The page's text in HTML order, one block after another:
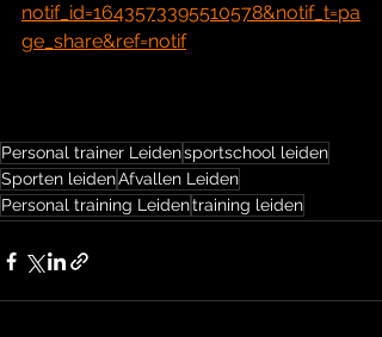
notif_id=1643573395510578&notif_t=pa
ge_share&ref=notif
Personal trainer Leidensportschool leiden
Sporten leidenAfvallen Leiden
Personal training Leidentraining leiden